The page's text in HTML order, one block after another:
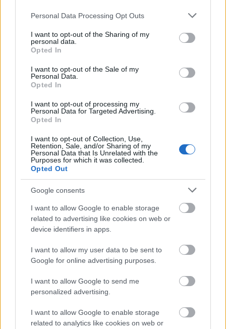
Please note that this website/app uses one or more Google
not limited to your visit or usage behaviour. You may click to
grant or deny consent to Google and its third-party tags to
use your data for below specified purposes in below Google
consent section.
Personal Data Processing Opt Outs
I want to opt-out of the Sharing of my
personal data.
Opted In
I want to opt-out of the Sale of my
Personal Data.
Opted In
I want to opt-out of processing my
Personal Data for Targeted Advertising.
Opted In
I want to opt-out of Collection, Use,
Retention, Sale, and/or Sharing of my
Personal Data that Is Unrelated with the
Purposes for which it was collected.
Opted Out
Google consents
I want to allow Google to enable storage
related to advertising like cookies on web or
device identifiers in apps.
I want to allow my user data to be sent to
Google for online advertising purposes.
I want to allow Google to send me
personalized advertising.
I want to allow Google to enable storage
related to analytics like cookies on web or
Három meghatározó épületét is fejlesztette
Salgótarján
Helyi hírek
Vasárnap Nógrádot is eléri a legmagasabb
figyelmeztetés
MAGYAR ÉPÍTŐK